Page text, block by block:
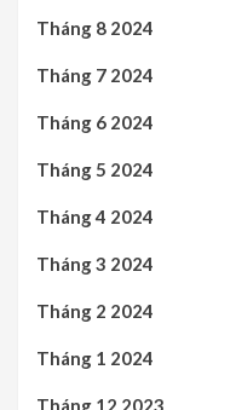
Tháng 8 2024
Tháng 7 2024
Tháng 6 2024
Tháng 5 2024
Tháng 4 2024
Tháng 3 2024
Tháng 2 2024
Tháng 1 2024
Tháng 12 2023